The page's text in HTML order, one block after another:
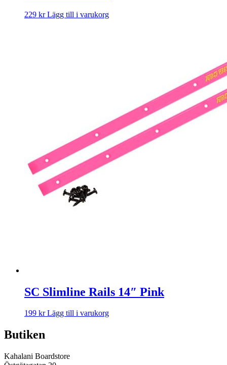
229 kr Lägg till i varukorg
SC Slimline Rails 14″ Pink
199 kr Lägg till i varukorg
Butiken
Kahalani Boardstore